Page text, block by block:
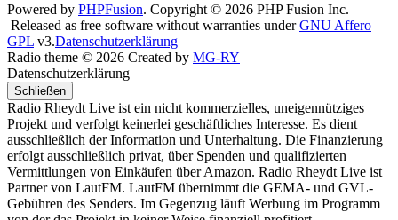
Powered by PHPFusion. Copyright © 2026 PHP Fusion Inc.
Released as free software without warranties underGNU Affero
GPL v3.Datenschutzerklärung
Radio theme © 2026 Created by MG-RY
Datenschutzerklärung
Schließen
Radio Rheydt Live ist ein nicht kommerzielles, uneigennütziges
Projekt und verfolgt keinerlei geschäftliches Interesse. Es dient
ausschließlich der Information und Unterhaltung. Die Finanzierung
erfolgt ausschließlich privat, über Spenden und qualifizierten
Vermittlungen von Einkäufen über Amazon. Radio Rheydt Live ist
Partner von LautFM. LautFM übernimmt die GEMA- und GVL-
Gebühren des Senders. Im Gegenzug läuft Werbung im Programm